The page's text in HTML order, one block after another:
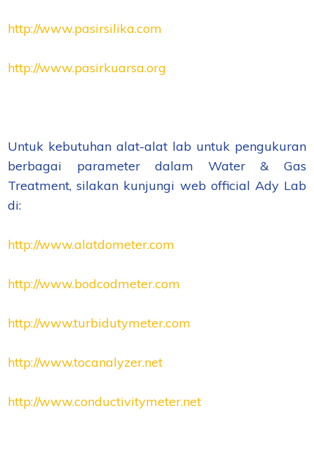
http://www.pasirsilika.com
http://www.pasirkuarsa.org
Untuk kebutuhan alat-alat lab untuk pengukuran
berbagai parameter dalam Water & Gas
Treatment, silakan kunjungi web official Ady Lab
di:
http://www.alatdometer.com
http://www.bodcodmeter.com
http://www.turbidutymeter.com
http://www.tocanalyzer.net
http://www.conductivitymeter.net